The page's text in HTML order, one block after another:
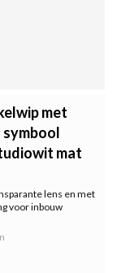
met
mat
lens en met
voor inbouw